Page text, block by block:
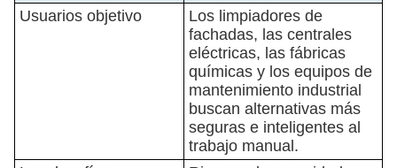
Usuarios objetivo
Los limpiadores de
fachadas, las centrales
eléctricas, las fábricas
químicas y los equipos de
mantenimiento industrial
buscan alternativas más
seguras e inteligentes al
trabajo manual.